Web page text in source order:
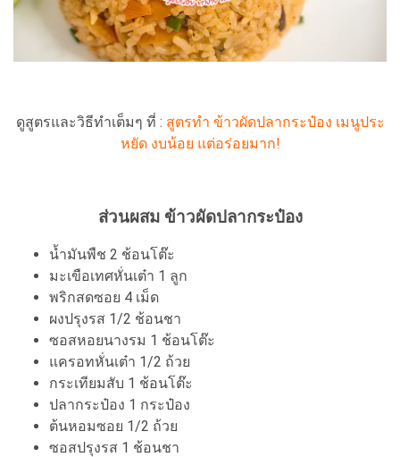
ดูสูตรและวิธีทำเต็มๆ ที่ : สูตรทำ ข้าวผัดปลากระป๋อง เมนูประ
หยัด งบน้อย แต่อร่อยมาก!
ส่วนผสม ข้าวผัดปลากระป๋อง
น้ำมันพืช 2 ช้อนโต๊ะ
มะเขือเทศหั่นเต๋า 1 ลูก
พริกสดซอย 4 เม็ด
ผงปรุงรส 1/2 ช้อนชา
ซอสหอยนางรม 1 ช้อนโต๊ะ
แครอทหั่นเต๋า 1/2 ถ้วย
กระเทียมสับ 1 ช้อนโต๊ะ
ปลากระป๋อง 1 กระป๋อง
ต้นหอมซอย 1/2 ถ้วย
ซอสปรุงรส 1 ช้อนชา